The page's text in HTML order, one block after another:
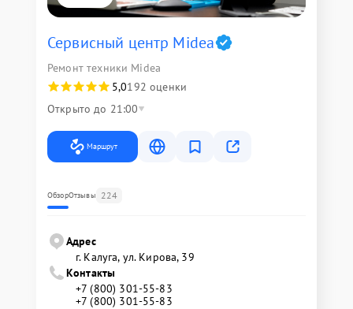
Сервисный центр Midea
Ремонт техники Midea
5,0192 оценки
Открыто до 21:00
Маршрут
ОбзорОтзывы 224
Адрес
г. Калуга, ул. Кирова, 39
Контакты
+7 (800) 301-55-83
+7 (800) 301-55-83